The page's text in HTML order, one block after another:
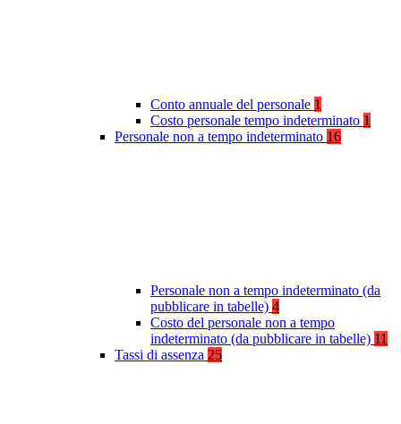
Conto annuale del personale 1
Costo personale tempo indeterminato 1
Personale non a tempo indeterminato 16
Personale non a tempo indeterminato (da
pubblicare in tabelle) 4
Costo del personale non a tempo
indeterminato (da pubblicare in tabelle) 11
Tassi di assenza 25